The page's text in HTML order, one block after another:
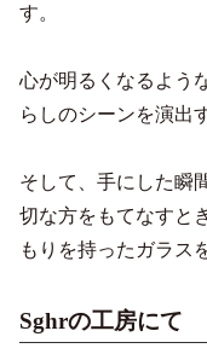
す。
心が明るくなるよう
らしのシーンを演出
そして、手にした瞬
切な方をもてなすと
もりを持ったガラス
Sghrの工房にて